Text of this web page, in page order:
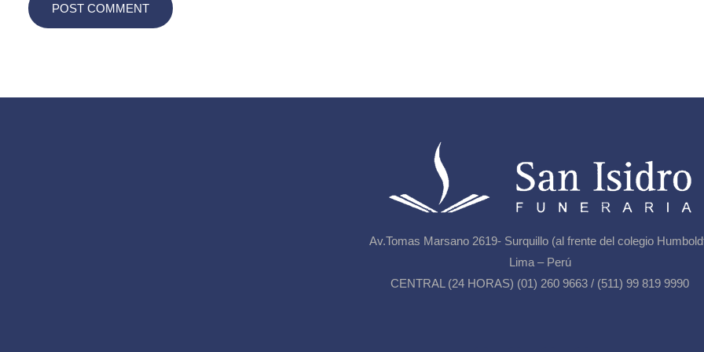
Av.Tomas Marsano 2619- Surquillo (al frente del colegio
Lima – Perú
CENTRAL (24 HORAS) (01) 260 9663 / (511) 99 819 9990